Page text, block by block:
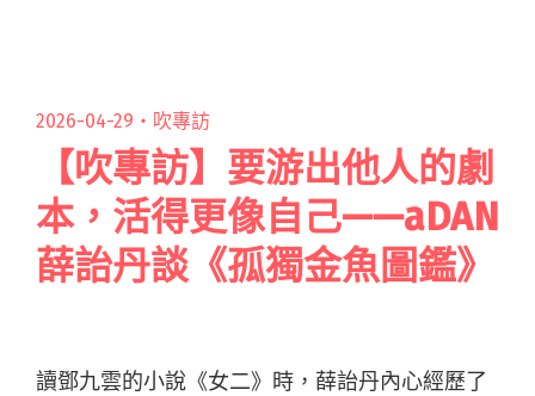
2026-04-29・ 吹專訪
【吹專訪】要游出他人的劇
本，活得更像自己——aDAN
薛詒丹談《孤獨金魚圖鑑》
讀鄧九雲的小說《女二》時，薛詒丹內心經歷了